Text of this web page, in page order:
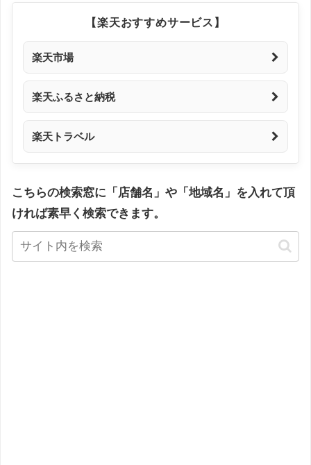
【楽天おすすめサービス】
楽天市場
楽天ふるさと納税
楽天トラベル
こちらの検索窓に「店舗名」や「地域名」を入れて頂
ければ素早く検索できます。